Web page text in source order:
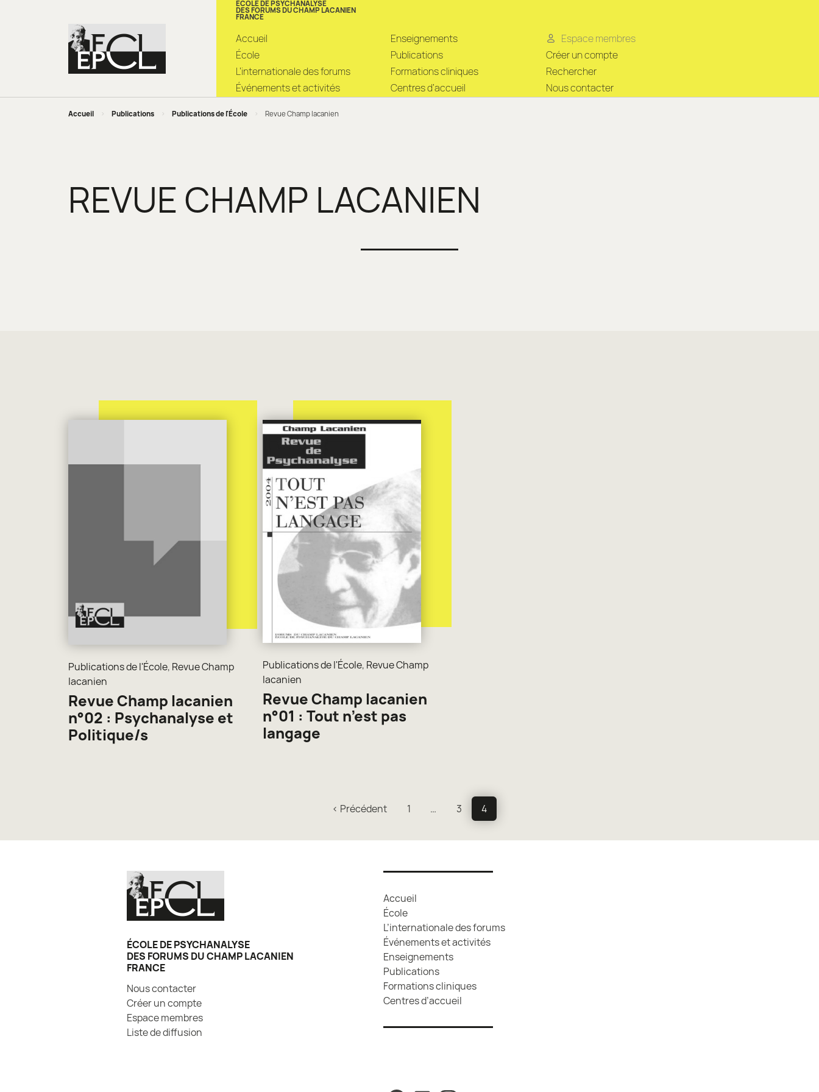
ÉCOLE DE PSYCHANALYSE
DES FORUMS DU CHAMP LACANIEN
FRANCE
Accueil
École
L’internationale des forums
Événements et activités
Enseignements
Publications
Formations cliniques
Centres d’accueil
Espace membres
Créer un compte
Rechercher
Nous contacter
Accueil > Publications > Publications de l'École > Revue Champ lacanien
REVUE CHAMP LACANIEN
Publications de l'École, Revue Champ
lacanien
Revue Champ lacanien
n°02 : Psychanalyse et
Politique/s
Publications de l'École, Revue Champ
lacanien
Revue Champ lacanien
n°01 : Tout n’est pas
langage
< Précédent 1 … 3 4
ÉCOLE DE PSYCHANALYSE
DES FORUMS DU CHAMP LACANIEN
FRANCE
Nous contacter
Créer un compte
Espace membres
Liste de diffusion
Accueil
École
L’internationale des forums
Événements et activités
Enseignements
Publications
Formations cliniques
Centres d’accueil